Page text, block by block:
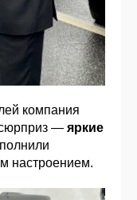
компания
— яркие
настроением.